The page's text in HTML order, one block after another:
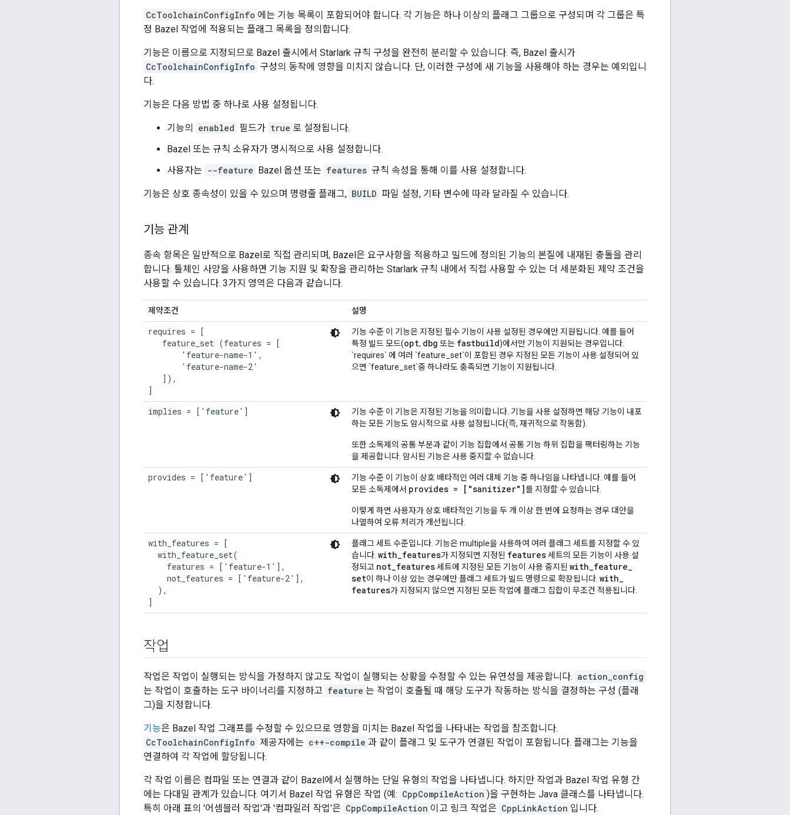
CcToolchainConfigInfo 에는 기능 목록이 포함되어야 합니다. 각 기능은 하나 이상의 플래그 그룹으로 구성되며 각 그룹은 특
정 Bazel 작업에 적용되는 플래그 목록을 정의합니다.
기능은 이름으로 지정되므로 Bazel 출시에서 Starlark 규칙 구성을 완전히 분리할 수 있습니다. 즉, Bazel 출시가
CcToolchainConfigInfo 구성의 동작에 영향을 미치지 않습니다. 단, 이러한 구성에 새 기능을 사용해야 하는 경우는 예외입니
다.
기능은 다음 방법 중 하나로 사용 설정됩니다.
기능의 enabled 필드가 true 로 설정됩니다.
Bazel 또는 규칙 소유자가 명시적으로 사용 설정합니다.
사용자는 --feature Bazel 옵션 또는 features 규칙 속성을 통해 이를 사용 설정합니다.
기능은 상호 종속성이 있을 수 있으며 명령줄 플래그, BUILD 파일 설정, 기타 변수에 따라 달라질 수 있습니다.
기능 관계
종속 항목은 일반적으로 Bazel로 직접 관리되며, Bazel은 요구사항을 적용하고 빌드에 정의된 기능의 본질에 내재된 충돌을 관리
합니다. 툴체인 사양을 사용하면 기능 지원 및 확장을 관리하는 Starlark 규칙 내에서 직접 사용할 수 있는 더 세분화된 제약 조건을
사용할 수 있습니다. 3가지 영역은 다음과 같습니다.
제약조건 설명
requires = [
   feature_set (features = [
       'feature-name-1',
       'feature-name-2'
   ]),
]
기능 수준 이 기능은 지정된 필수 기능이 사용 설정된 경우에만 지원됩니다. 예를 들어
특정 빌드 모드(opt, dbg 또는 fastbuild)에서만 기능이 지원되는 경우입니다.
`requires` 에 여러 `feature_set`이 포함된 경우 지정된 모든 기능이 사용 설정되어 있
으면 `feature_set`중 하나라도 충족되면 기능이 지원됩니다.
implies = ['feature']
기능 수준 이 기능은 지정된 기능을 의미합니다. 기능을 사용 설정하면 해당 기능이 내포
하는 모든 기능도 암시적으로 사용 설정됩니다(즉, 재귀적으로 작동함).
또한 소독제의 공통 부분과 같이 기능 집합에서 공통 기능 하위 집합을 팩터링하는 기능
을 제공합니다. 암시된 기능은 사용 중지할 수 없습니다.
provides = ['feature']
기능 수준 이 기능이 상호 배타적인 여러 대체 기능 중 하나임을 나타냅니다. 예를 들어
모든 소독제에서 provides = ["sanitizer"]를 지정할 수 있습니다.
이렇게 하면 사용자가 상호 배타적인 기능을 두 개 이상 한 번에 요청하는 경우 대안을
나열하여 오류 처리가 개선됩니다.
with_features = [
  with_feature_set(
    features = ['feature-1'],
    not_features = ['feature-2'],
  ),
]
플래그 세트 수준입니다. 기능은 multiple을 사용하여 여러 플래그 세트를 지정할 수 있
습니다. with_features가 지정되면 지정된 features세트의 모든 기능이 사용 설
정되고 not_features세트에 지정된 모든 기능이 사용 중지된 with_feature_
set이 하나 이상 있는 경우에만 플래그 세트가 빌드 명령으로 확장됩니다. with_
features가 지정되지 않으면 지정된 모든 작업에 플래그 집합이 무조건 적용됩니다.
작업
작업은 작업이 실행되는 방식을 가정하지 않고도 작업이 실행되는 상황을 수정할 수 있는 유연성을 제공합니다. action_config
는 작업이 호출하는 도구 바이너리를 지정하고 feature 는 작업이 호출될 때 해당 도구가 작동하는 방식을 결정하는 구성 (플래
그)을 지정합니다.
기능은 Bazel 작업 그래프를 수정할 수 있으므로 영향을 미치는 Bazel 작업을 나타내는 작업을 참조합니다.
CcToolchainConfigInfo 제공자에는 c++-compile 과 같이 플래그 및 도구가 연결된 작업이 포함됩니다. 플래그는 기능을
연결하여 각 작업에 할당됩니다.
각 작업 이름은 컴파일 또는 연결과 같이 Bazel에서 실행하는 단일 유형의 작업을 나타냅니다. 하지만 작업과 Bazel 작업 유형 간
에는 다대일 관계가 있습니다. 여기서 Bazel 작업 유형은 작업 (예: CppCompileAction )을 구현하는 Java 클래스를 나타냅니다.
특히 아래 표의 '어셈블러 작업'과 '컴파일러 작업'은 CppCompileAction 이고 링크 작업은 CppLinkAction 입니다.